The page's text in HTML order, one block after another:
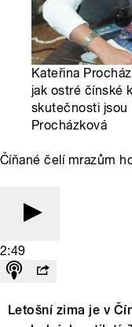
Kateřina
jak ostré čínské
skutečnosti jsou
Procházková
Číňané čelí mrazům
2:49
Letošní zima je v